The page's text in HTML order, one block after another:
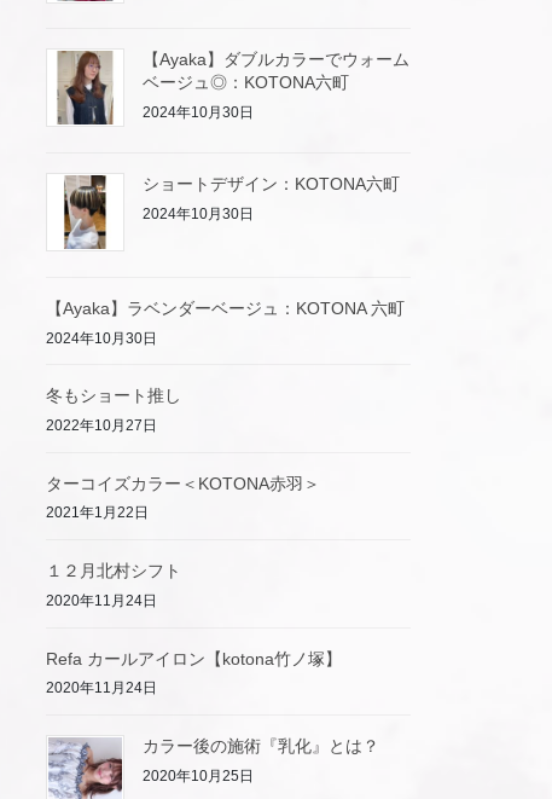
【Ayaka】ダブルカラーでウォーム
ベージュ◎：KOTONA六町
2024年10月30日
ショートデザイン：KOTONA六町
2024年10月30日
【Ayaka】ラベンダーベージュ：KOTONA 六町
2024年10月30日
冬もショート推し
2022年10月27日
ターコイズカラー＜KOTONA赤羽＞
2021年1月22日
１２月北村シフト
2020年11月24日
Refa カールアイロン【kotona竹ノ塚】
2020年11月24日
カラー後の施術『乳化』とは？
2020年10月25日